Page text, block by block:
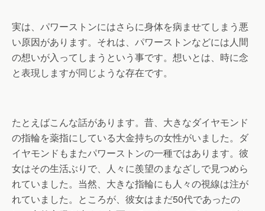
実は、パワーストンにはさらに身体を病ませてしまう悪
い原因があります。それは、パワーストンなどには人間
の想いが入ってしまうという事です。想いとは、時に念
と表現しますが同じような存在です。
たとえばこんな話があります。昔、大きなダイヤモンド
の指輪を薬指にしている大金持ちの女性がいました。ダ
イヤモンドもまたパワーストンの一種ではあります。彼
女はその生活ぶりで、人々に羨望のまなざしで見つめら
れていました。当然、大きな指輪にも人々の視線は注が
れていました。ところが、彼女はまだ50代であったの